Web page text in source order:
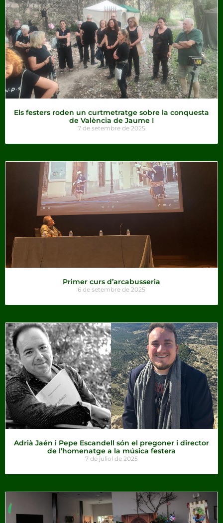
Els festers roden un curtmetratge sobre la conquesta
de València de Jaume I
7 de setembre de 2025
Primer curs d’arcabusseria
6 de setembre de 2025
Adrià Jaén i Pepe Escandell són el pregoner i director
de l’homenatge a la música festera
7 de juliol de 2025